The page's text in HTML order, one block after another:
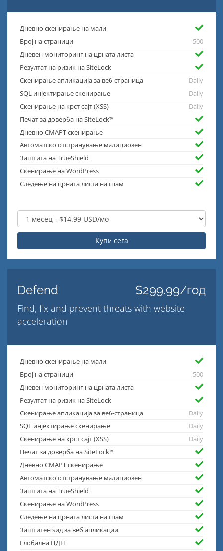
Дневно скенирање на мали
Број на страници
500
Дневен мониторинг на црната листа
Резултат на ризик на SiteLock
Скенирање апликација за веб-страница
Daily
SQL инјектирање скенирање
Daily
Скенирање на крст сајт (XSS)
Daily
Печат за доверба на SiteLock™
Дневно СМАРТ скенирање
Автоматско отстранување малициозен
Заштита на TrueShield
Скенирање на WordPress
Следење на црната листа на спам
Купи сега
Defend $299.99/год
Find, fix and prevent threats with website
acceleration
Дневно скенирање на мали
Број на страници
500
Дневен мониторинг на црната листа
Резултат на ризик на SiteLock
Скенирање апликација за веб-страница
Daily
SQL инјектирање скенирање
Daily
Скенирање на крст сајт (XSS)
Daily
Печат за доверба на SiteLock™
Дневно СМАРТ скенирање
Автоматско отстранување малициозен
Заштита на TrueShield
Скенирање на WordPress
Следење на црната листа на спам
Заштитен ѕид за веб апликации
Глобална ЦДН